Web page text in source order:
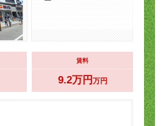
賃料
9.2万円 万円